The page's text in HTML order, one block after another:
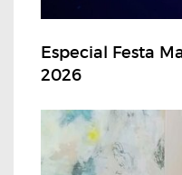
Especial Festa
2026